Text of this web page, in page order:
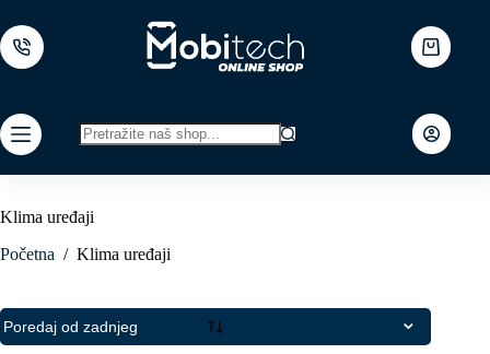
to
content
Shopping
cart
results
Klima uređaji
Početna / Klima uređaji